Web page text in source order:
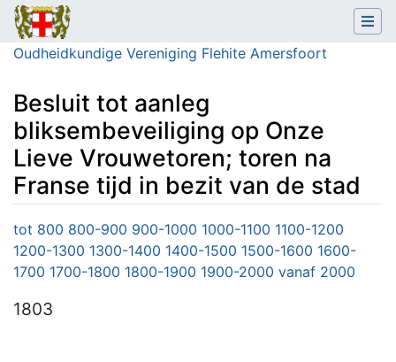
Oudheidkundige Vereniging Flehite Amersfoort
Besluit tot aanleg
bliksembeveiliging op Onze
Lieve Vrouwetoren; toren na
Franse tijd in bezit van de stad
Ga naar: navigatie ,zoeken
tot 800 800-900 900-1000 1000-1100 1100-1200
1200-1300 1300-1400 1400-1500 1500-1600 1600-
1700 1700-1800 1800-1900 1900-2000 vanaf 2000
1803